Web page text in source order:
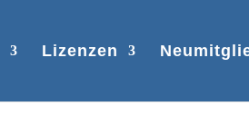
Lizenzen